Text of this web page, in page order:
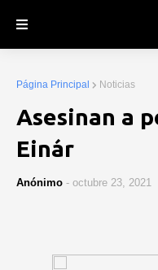
Página Principal Noticias
Asesinan a
Einár
Anónimo - octubre 23, 2021